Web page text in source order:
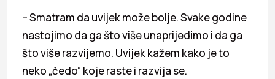
– Smatram da uvijek može bolje. Svake godine
nastojimo da ga što više unaprijedimo i da ga
što više razvijemo. Uvijek kažem kako je to
neko „čedo“ koje raste i razvija se.